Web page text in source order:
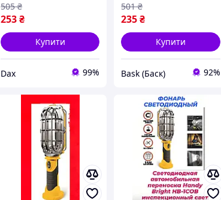
253₴
505 ₴
Купити
Dax 99%
235₴
501 ₴
Купити
Bask (Баск) 92%